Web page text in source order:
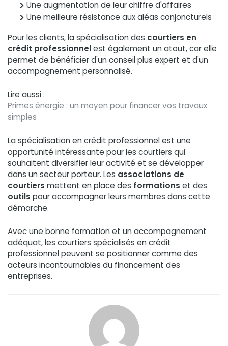
Une augmentation de leur chiffre d'affaires
Une meilleure résistance aux aléas conjoncturels
Pour les clients, la spécialisation des courtiers en
crédit professionnelest également un atout, car elle
permet de bénéficier d'un conseil plus expert et d'un
accompagnement personnalisé.
Lire aussi :
Primes énergie : un moyen pour financer vos travaux
simples
La spécialisation en crédit professionnel est une
opportunité intéressante pour les courtiers qui
souhaitent diversifier leur activité et se développer
dans un secteur porteur. Les associations de
courtiers mettent en place des formations et des
outils pour accompagner leurs membres dans cette
démarche.
Avec une bonne formation et un accompagnement
adéquat, les courtiers spécialisés en crédit
professionnel peuvent se positionner comme des
acteurs incontournables du financement des
entreprises.